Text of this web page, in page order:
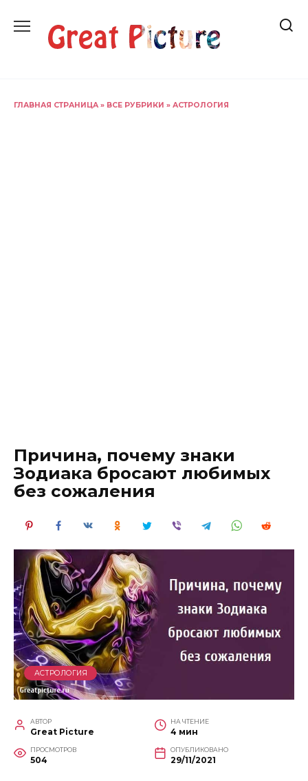
содержанию
ГЛАВНАЯ СТРАНИЦА » ВСЕ РУБРИКИ » АСТРОЛОГИЯ
Причина, почему знаки
Зодиака бросают любимых
без сожаления
АСТРОЛОГИЯ
АВТОР
Great Picture
НА ЧТЕНИЕ
4 мин
ПРОСМОТРОВ
504
ОПУБЛИКОВАНО
29/11/2021